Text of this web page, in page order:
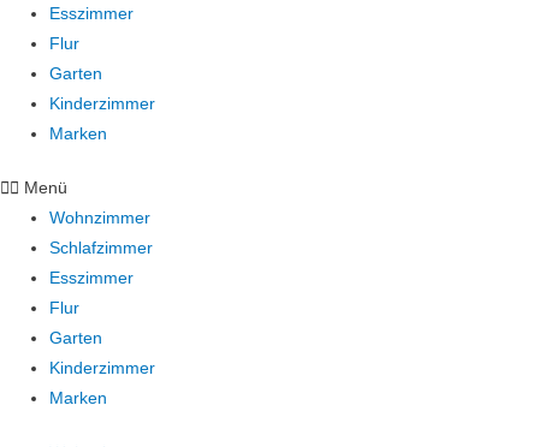
Esszimmer
Flur
Garten
Kinderzimmer
Marken
Menü
Wohnzimmer
Schlafzimmer
Esszimmer
Flur
Garten
Kinderzimmer
Marken